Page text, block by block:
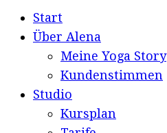
Start
Über Alena
Meine Yoga Story
Kundenstimmen
Studio
Kursplan